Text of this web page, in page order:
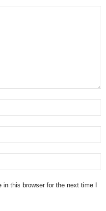
this browser for the next time I